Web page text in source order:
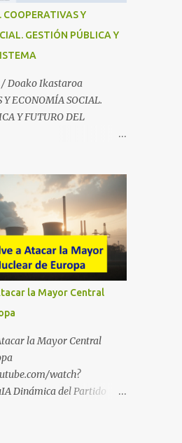
hacer algo, o
frente a abusos y
kanal berriak
eta manipulazioetatik
egin nahi baduzu, edo
nahi badituzu: Telegram :
WhatsApp :
SÍGUENOS EN
@ekaicenter?
Y
GESTIÓN PÚBLICA Y
/ Doako Ikastaroa
Y ECONOMÍA SOCIAL.
Y FUTURO DEL
la Mayor Central
la Mayor Central
watch?
Dinámica del Partido